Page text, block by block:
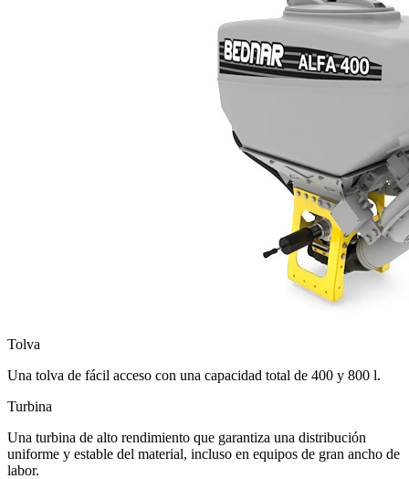
Tolva
Una tolva de fácil acceso con una capacidad total de 400 y 800 l.
Turbina
Una turbina de alto rendimiento que garantiza una distribución
uniforme y estable del material, incluso en equipos de gran ancho de
labor.